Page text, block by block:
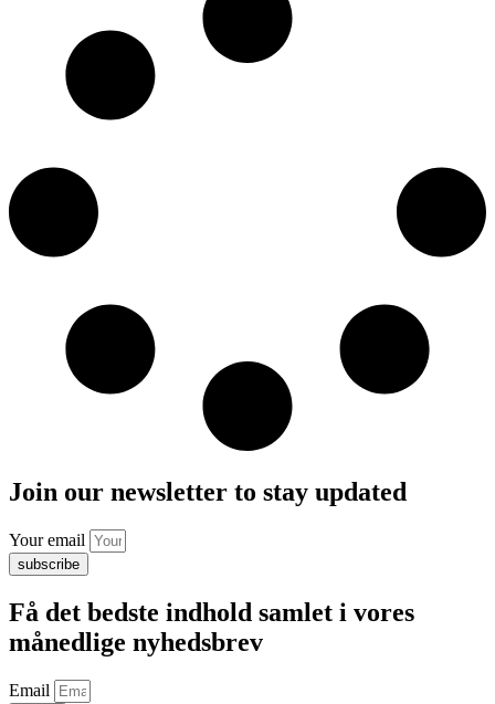
Join our newsletter to stay updated
Your email
subscribe
Få det bedste indhold samlet i vores
månedlige nyhedsbrev
Email